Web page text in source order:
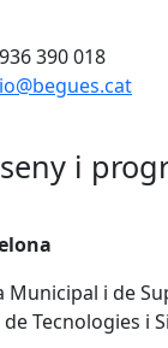
390 018
i
Municipal i de
Tecnologies i